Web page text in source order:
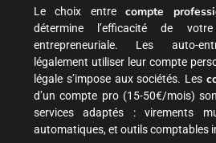
Le choix entre compte
détermine l’efficacité de
entrepreneuriale. Les auto-
légalement utiliser leur compte
légale s’impose aux sociétés. Les
d’un compte pro (15-50€/mois)
services adaptés : virements
automatiques, et outils comptables